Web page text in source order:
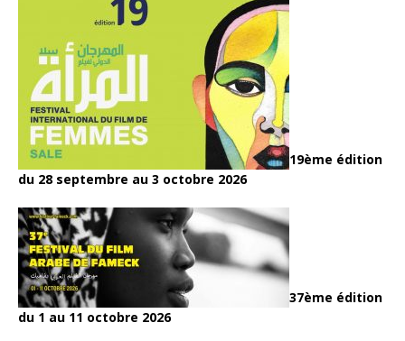
19ème édition
du 28 septembre au 3 octobre 2026
37ème édition
du 1 au 11 octobre 2026